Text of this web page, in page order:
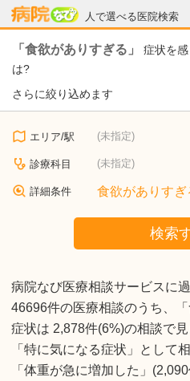
人で選べる医院検索
病院なび
「食欲がありすぎる」
症状を
は?
さらに絞り込めます
エリア/駅 (未指定)
診療科目 (未指定)
詳細条件 食欲がありすぎ
検索
病院なび医療相談サービスに
46696件の医療相談のうち、
症状は 2,878件(6%)の相談で
「特に気になる症状」として
「体重が急に増加した」